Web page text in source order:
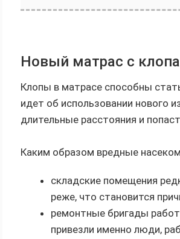
Новый матрас с
Клопы в матрасе способны
идет об использовании нового
длительные расстояния и
Каким образом вредные
складские помещения
реже, что становится
ремонтные бригады
привезли именно люди,